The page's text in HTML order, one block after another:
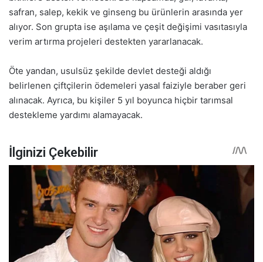
safran, salep, kekik ve ginseng bu ürünlerin arasında yer
alıyor. Son grupta ise aşılama ve çeşit değişimi vasıtasıyla
verim artırma projeleri destekten yararlanacak.
Öte yandan, usulsüz şekilde devlet desteği aldığı
belirlenen çiftçilerin ödemeleri yasal faiziyle beraber geri
alınacak. Ayrıca, bu kişiler 5 yıl boyunca hiçbir tarımsal
destekleme yardımı alamayacak.